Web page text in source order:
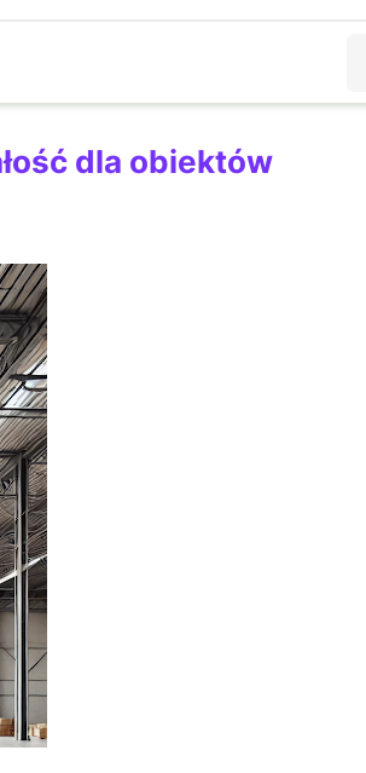
dla obiektów